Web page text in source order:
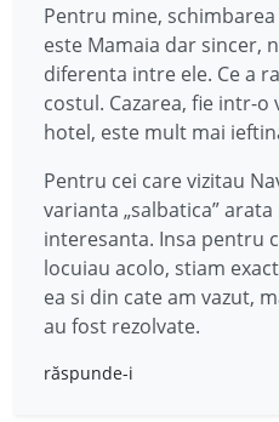
Pentru mine,
este Mamaia dar sincer,
diferenta intre ele. Ce a
costul. Cazarea, fie intr-o
hotel, este mult mai
Pentru cei care vizitau
varianta „salbatica”
interesanta. Insa pentru
locuiau acolo, stiam
ea si din cate am vazut,
au fost rezolvate.
răspunde-i